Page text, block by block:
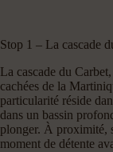
Stop 1 – La cascade
La cascade du
cachées de la
particularité réside
dans un bassin
plonger. À proximité,
moment de détente